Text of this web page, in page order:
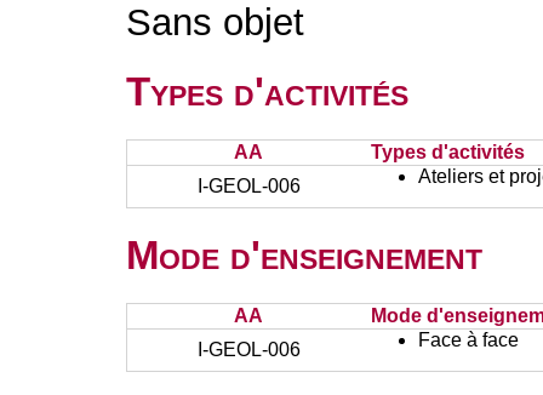
Sans objet
Types d'activités
AA
Types d'activités
I-GEOL-006
Ateliers et
Mode d'enseignement
AA
Mode
I-GEOL-006
Face à face